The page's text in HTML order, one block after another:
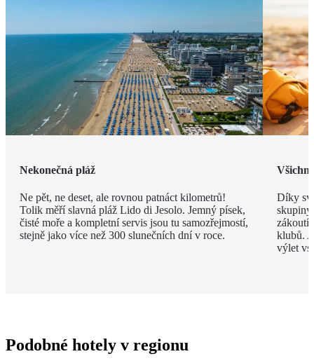
Nekonečná pláž
Ne pět, ne deset, ale rovnou patnáct kilometrů!
Tolik měří slavná pláž Lido di Jesolo. Jemný písek,
čisté moře a kompletní servis jsou tu samozřejmostí,
stejně jako více než 300 slunečních dní v roce.
Díky
zákoutí,
klubů.
výlet
Podobné hotely v regionu